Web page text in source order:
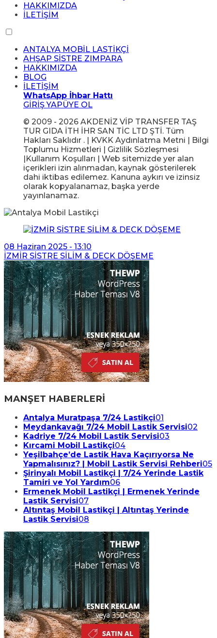
HAKKIMIZDA
İLETİŞİM
ANTALYA MOBİL LASTİKÇİ
AHŞAP SİSTRE ZIMPARA
HAKKIMIZDA
BLOG
İLETİŞİM
WhatsApp İhbar Hattı
GİRİŞ YAPÜYE OL
© 2009 - 2026 AKDENİZ VİP TRANSFER TAŞ
TUR GIDA İTH İHR SAN TİC LTD ŞTİ. Tüm
Hakları Saklıdır . | KVKK Aydınlatma Metni | Bilgi
Toplumu Hizmetleri | Gizlilik Sözleşmesi
|Kullanım Koşulları | Web sitemizde yer alan
içerikleri izin alınmadan, kaynak gösterilerek
dahi iktibas edilemez. Kanuna aykırı ve izinsiz
olarak kopyalanamaz, başka yerde
yayınlanamaz.
08 Haziran 2025 - 13:10
İZMİR SİSTRE SİLİM & DECK DÖŞEME
MANŞET HABERLERİ
Antalya Muratpaşa 7/24 Lastikçi01
Meydankavağı 7/24 Mobil Lastik Servisi02
Kadriye 7/24 Mobil Lastik Servisi03
Kırcami Mobil Lastikçi04
Yeşilbahçe’de Lastik Hava Kaçırıyorsa Ne
Yapmalısınız? | Mobil Lastik Servisi Rehberi05
Şirinyalı Mobil Lastikçi | 7/24 Yerinde Lastik
Tamiri ve Yol Yardım06
Ermenek Mobil Lastikçi | Ermenek Yerinde
Lastik Servisi07
Altıntaş Mobil Lastikçi | Altıntaş Yerinde
Lastik Servisi08